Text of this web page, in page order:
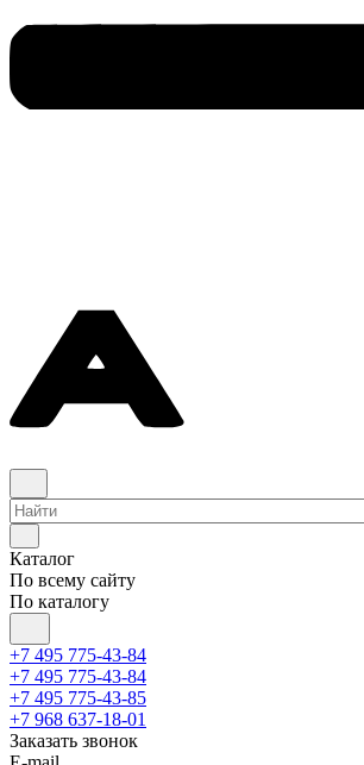
Каталог
По всему сайту
По каталогу
+7 495 775-43-84
+7 495 775-43-84
+7 495 775-43-85
+7 968 637-18-01
Заказать звонок